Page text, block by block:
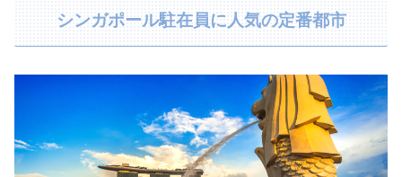
シンガポール駐在員に人気の定番都市